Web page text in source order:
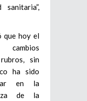
que hoy el
cambios
sin
ha sido
en la
de la